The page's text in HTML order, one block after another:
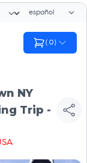
Selector de
( 0)
NY
Trip -